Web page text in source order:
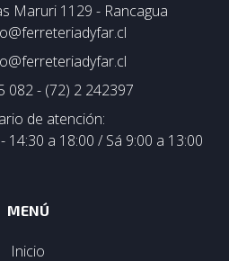
Maruri 1129 - Rancagua
082 - (72) 2 242397
de atención:
14:30 a 18:00 / Sá 9:00 a 13:00
MENÚ
Inicio